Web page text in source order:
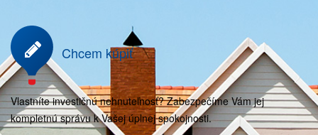
Chcem kúpiť
Vlastníte investičnú nehnuteľnosť? Zabezpečíme Vám jej
kompletnú správu k Vašej úplnej spokojnosti.